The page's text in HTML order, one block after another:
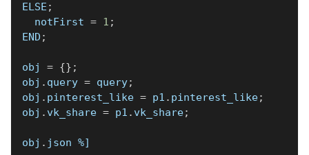
ELSE ;
  notFirst
= 1 ;
END ;
obj = {} ;
obj . query = query;
obj . pinterest_like = p1 . pinterest_like;
obj . vk_share = p1 . vk_share;
obj . json %]